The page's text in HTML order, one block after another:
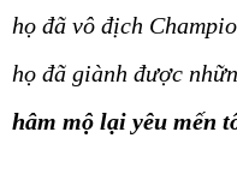
họ đã vô địch
họ đã giành được
hâm mộ lại yêu mến